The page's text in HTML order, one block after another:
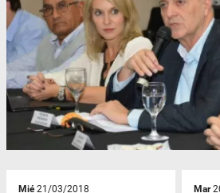
Mié21/03/2018 Mar